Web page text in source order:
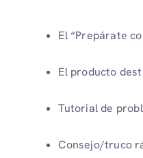
El “Prepárate
El producto
Tutorial de
Consejo/truco